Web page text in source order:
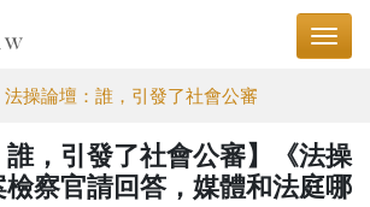
法操論壇：誰，引發了社會公審
誰，引發了社會公審】《法操
察官請回答，媒體和法庭哪